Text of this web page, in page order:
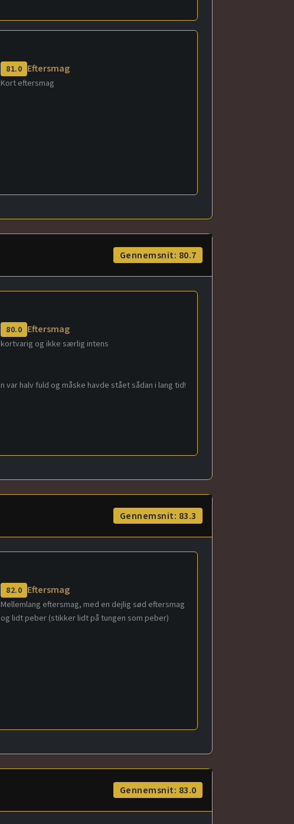
81.0 Eftersmag
Kort eftersmag
Gennemsnit: 80.7
80.0 Eftersmag
kortvarig og ikke særlig intens
halv fuld og måske havde stået sådan i lang tid!
Gennemsnit: 83.3
82.0 Eftersmag
Mellemlang eftersmag, med en dejlig sød eftersmag
og lidt peber (stikker lidt på tungen som peber)
Gennemsnit: 83.0